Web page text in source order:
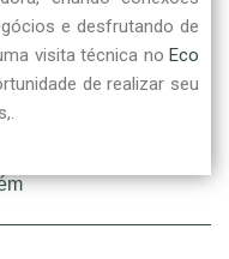
e desfrutando de
visita técnica no Eco
de realizar seu